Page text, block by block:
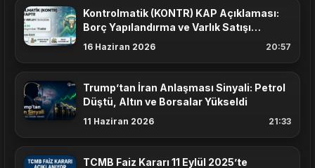
Kontrolmatik (KONTR) KAP Açıklaması:
Borç Yapılandırma ve Varlık Satışı
Masada
16 Haziran 2026 20:57
Trump’tan İran Anlaşması Sinyali: Petrol
Düştü, Altın ve Borsalar Yükseldi
11 Haziran 2026 21:33
TCMB Faiz Kararı 11 Eylül 2025’te